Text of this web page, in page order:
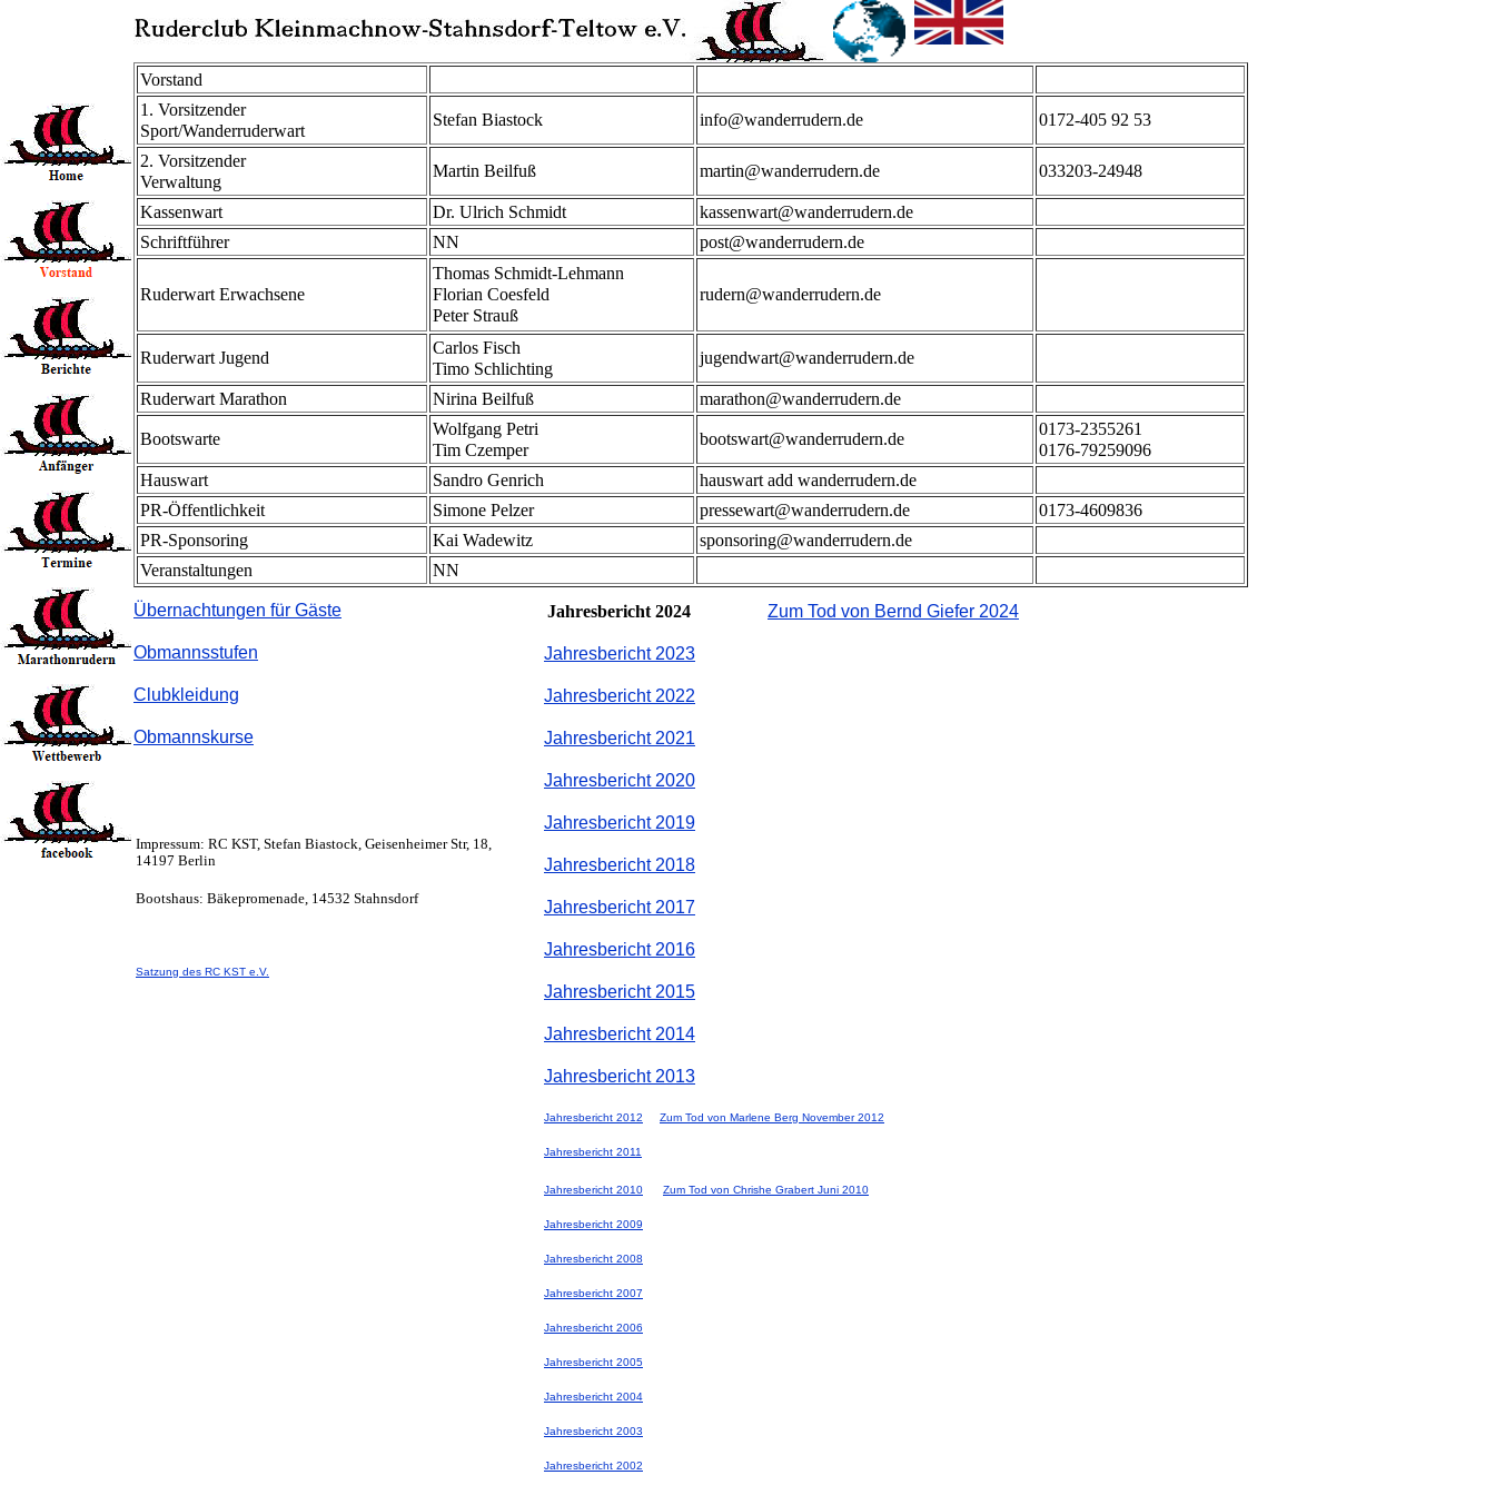
Vorstand
1. Vorsitzender
Sport/Wanderruderwart
Stefan Biastock info@wanderrudern.de 0172-405 92 53
2. Vorsitzender
Verwaltung
Martin Beilfuß martin@wanderrudern.de 033203-24948
Kassenwart Dr. Ulrich Schmidt
kassenwart@wanderrudern.de
Schriftführer
NN post@wanderrudern.de
Ruderwart Erwachsene
Thomas Schmidt-Lehmann
Florian Coesfeld
Peter Strauß
rudern@wanderrudern.de
Ruderwart Jugend
Carlos Fisch
Timo Schlichting
jugendwart@wanderrudern.de
Ruderwart Marathon Nirina Beilfuß marathon@wanderrudern.de
Bootswarte
Wolfgang Petri
Tim Czemper
bootswart@wanderrudern.de
0173-2355261
0176-79259096
Hauswart
Sandro Genrich
hauswart add wanderrudern.de
PR-Öffentlichkeit
Simone Pelzer pressewart@wanderrudern.de
0173-4609836
PR-Sponsoring
Kai Wadewitz
sponsoring@wanderrudern.de
Veranstaltungen
NN
Übernachtungen für Gäste
Obmannsstufen
Clubkleidung
Obmannskurse
Impressum: RC KST, Stefan Biastock, Geisenheimer Str, 18,
14197 Berlin
Bootshaus: Bäkepromenade, 14532 Stahnsdorf
Satzung des RC KST e.V.
Jahresbericht 2024 Zum Tod von Bernd Giefer 2024
Jahresbericht 2023
Jahresbericht 2022
Jahresbericht 2021
Jahresbericht 2020
Jahresbericht 2019
Jahresbericht 2018
Jahresbericht 2017
Jahresbericht 2016
Jahresbericht 2015
Jahresbericht 2014
Jahresbericht 2013
Jahresbericht 2012 Zum Tod von Marlene Berg November 2012
Jahresbericht 2011
Jahresbericht 2010 Zum Tod von Chrishe Grabert Juni 2010
Jahresbericht 2009
Jahresbericht 2008
Jahresbericht 2007
Jahresbericht 2006
Jahresbericht 2005
Jahresbericht 2004
Jahresbericht 2003
Jahresbericht 2002